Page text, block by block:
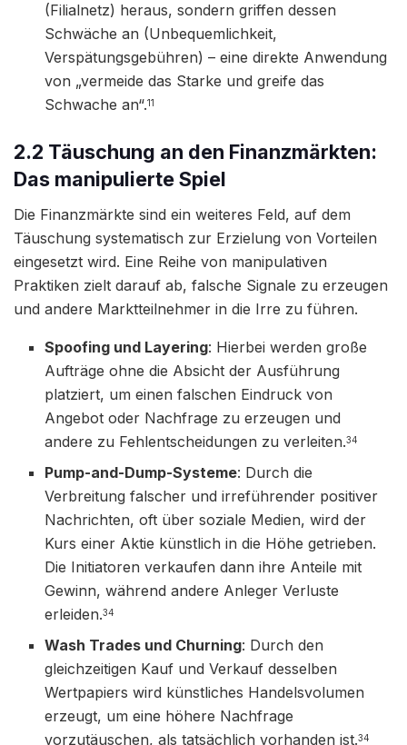
(Filialnetz) heraus, sondern griffen dessen
Schwäche an (Unbequemlichkeit,
Verspätungsgebühren) – eine direkte Anwendung
von „vermeide das Starke und greife das
Schwache an“.11
2.2 Täuschung an den Finanzmärkten:
Das manipulierte Spiel
Die Finanzmärkte sind ein weiteres Feld, auf dem
Täuschung systematisch zur Erzielung von Vorteilen
eingesetzt wird. Eine Reihe von manipulativen
Praktiken zielt darauf ab, falsche Signale zu erzeugen
und andere Marktteilnehmer in die Irre zu führen.
Spoofing und Layering: Hierbei werden große
Aufträge ohne die Absicht der Ausführung
platziert, um einen falschen Eindruck von
Angebot oder Nachfrage zu erzeugen und
andere zu Fehlentscheidungen zu verleiten.34
Pump-and-Dump-Systeme: Durch die
Verbreitung falscher und irreführender positiver
Nachrichten, oft über soziale Medien, wird der
Kurs einer Aktie künstlich in die Höhe getrieben.
Die Initiatoren verkaufen dann ihre Anteile mit
Gewinn, während andere Anleger Verluste
erleiden.34
Wash Trades und Churning: Durch den
gleichzeitigen Kauf und Verkauf desselben
Wertpapiers wird künstliches Handelsvolumen
erzeugt, um eine höhere Nachfrage
vorzutäuschen, als tatsächlich vorhanden ist.34